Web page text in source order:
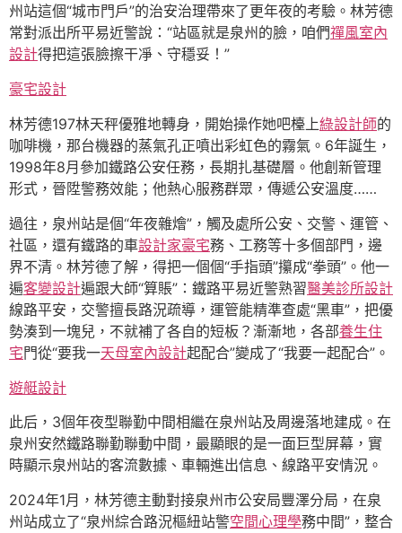
州站這個“城市門戶”的治安治理帶來了更年夜的考驗。林芳德
常對派出所平易近警說：“站區就是泉州的臉，咱們禪風室內
設計得把這張臉擦干凈、守穩妥！”
豪宅設計
林芳德197林天秤優雅地轉身，開始操作她吧檯上綠設計師的
咖啡機，那台機器的蒸氣孔正噴出彩虹色的霧氣。6年誕生，
1998年8月參加鐵路公安任務，長期扎基礎層。他創新管理
形式，晉陞警務效能；他熱心服務群眾，傳遞公安溫度……
過往，泉州站是個“年夜雜燴”，觸及處所公安、交警、運管、
社區，還有鐵路的車設計家豪宅務、工務等十多個部門，邊
界不清。林芳德了解，得把一個個“手指頭”攥成“拳頭”。他一
遍客變設計遍跟大師“算賬”：鐵路平易近警熟習醫美診所設計
線路平安，交警擅長路況疏導，運管能精準查處“黑車”，把優
勢湊到一塊兒，不就補了各自的短板？漸漸地，各部養生住
宅門從“要我一天母室內設計起配合”變成了“我要一起配合”。
遊艇設計
此后，3個年夜型聯勤中間相繼在泉州站及周邊落地建成。在
泉州安然鐵路聯勤聯動中間，最顯眼的是一面巨型屏幕，實
時顯示泉州站的客流數據、車輛進出信息、線路平安情況。
2024年1月，林芳德主動對接泉州市公安局豐澤分局，在泉
州站成立了“泉州綜合路況樞紐站警空間心理學務中間”，整合